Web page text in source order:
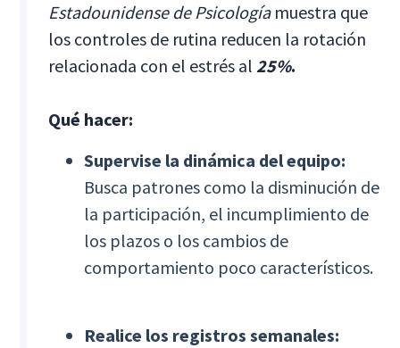
Estadounidense de Psicologíamuestra que
los controles de rutina reducen la rotación
relacionada con el estrés al 25%.
Qué hacer:
Supervise la dinámica del equipo:
Busca patrones como la disminución de
la participación, el incumplimiento de
los plazos o los cambios de
comportamiento poco característicos.
Realice los registros semanales: